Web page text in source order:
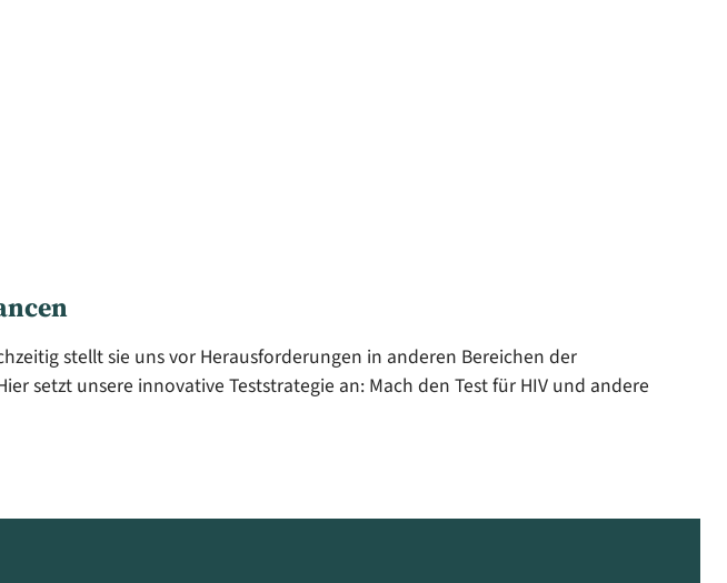
stellt sie uns vor Herausforderungen in anderen Bereichen der
setzt unsere innovative Teststrategie an: Mach den Test für HIV und andere